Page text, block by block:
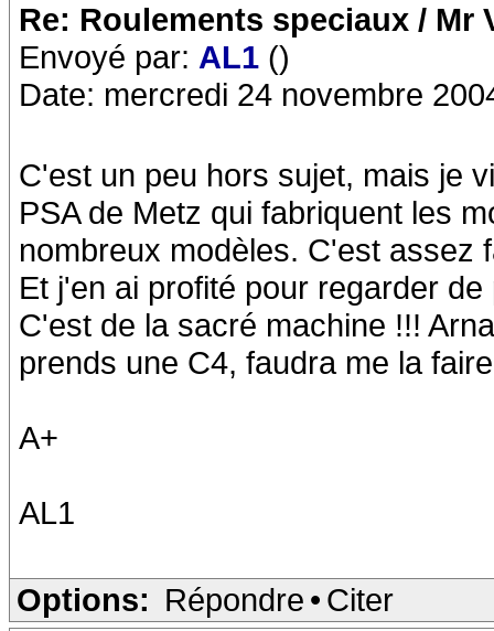
Re: Roulements speciaux / Mr
Envoyé par: AL1 ()
Date: mercredi 24 novembre
C'est un peu hors sujet, mais je
PSA de Metz qui fabriquent les
nombreux modèles. C'est assez
Et j'en ai profité pour regarder
C'est de la sacré machine !!!
prends une C4, faudra me la
A+
AL1
Options: Répondre • Citer